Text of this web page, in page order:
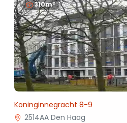
310m²
Koninginnegracht 8-9
2514AA Den Haag